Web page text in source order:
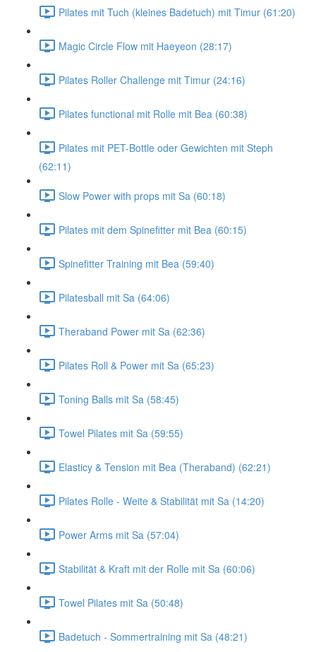
Pilates mit Tuch (kleines Badetuch) mit Timur (61:20)
Magic Circle Flow mit Haeyeon (28:17)
Pilates Roller Challenge mit Timur (24:16)
Pilates functional mit Rolle mit Bea (60:38)
Pilates mit PET-Bottle oder Gewichten mit Steph
(62:11)
Slow Power with props mit Sa (60:18)
Pilates mit dem Spinefitter mit Bea (60:15)
Spinefitter Training mit Bea (59:40)
Pilatesball mit Sa (64:06)
Theraband Power mit Sa (62:36)
Pilates Roll & Power mit Sa (65:23)
Toning Balls mit Sa (58:45)
Towel Pilates mit Sa (59:55)
Elasticy & Tension mit Bea (Theraband) (62:21)
Pilates Rolle - Weite & Stabilität mit Sa (14:20)
Power Arms mit Sa (57:04)
Stabilität & Kraft mit der Rolle mit Sa (60:06)
Towel Pilates mit Sa (50:48)
Badetuch - Sommertraining mit Sa (48:21)